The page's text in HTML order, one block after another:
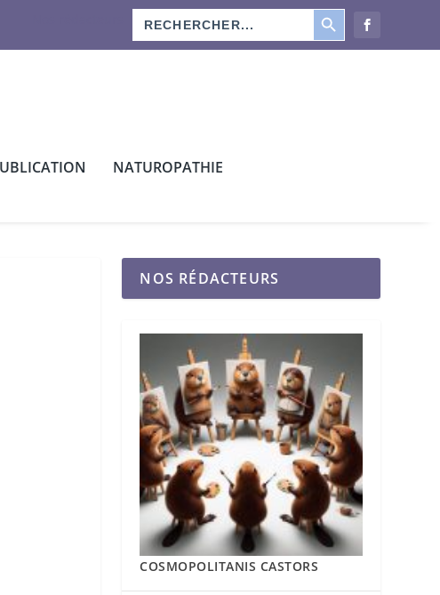
Search
for:
SEARCH BUTTON
NATUROPATHIE
NOS RÉDACTEURS
COSMOPOLITANIS CASTORS